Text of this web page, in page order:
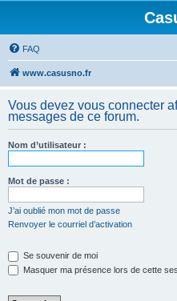
FAQ
www.casusno.fr
Vous devez vous connecter
messages de ce forum.
Nom d’utilisateur :
Mot de passe :
J’ai oublié mon mot de passe
Renvoyer le courriel d’activation
Se souvenir de moi
Masquer ma présence lors de cette